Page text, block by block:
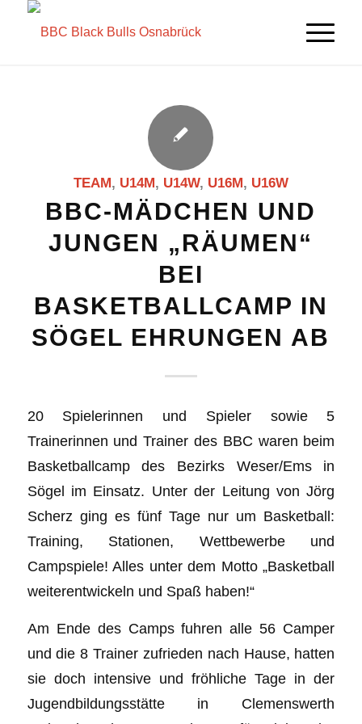
TEAM, U14M, U14W, U16M, U16W
BBC-MÄDCHEN UND
JUNGEN „RÄUMEN“
BEI
BASKETBALLCAMP IN
SÖGEL EHRUNGEN AB
20 Spielerinnen und Spieler sowie 5
Trainerinnen und Trainer des BBC waren beim
Basketballcamp des Bezirks Weser/Ems in
Sögel im Einsatz. Unter der Leitung von Jörg
Scherz ging es fünf Tage nur um Basketball:
Training, Stationen, Wettbewerbe und
Campspiele! Alles unter dem Motto „Basketball
weiterentwickeln und Spaß haben!“
Am Ende des Camps fuhren alle 56 Camper
und die 8 Trainer zufrieden nach Hause, hatten
sie doch intensive und fröhliche Tage in der
Jugendbildungsstätte in Clemenswerth